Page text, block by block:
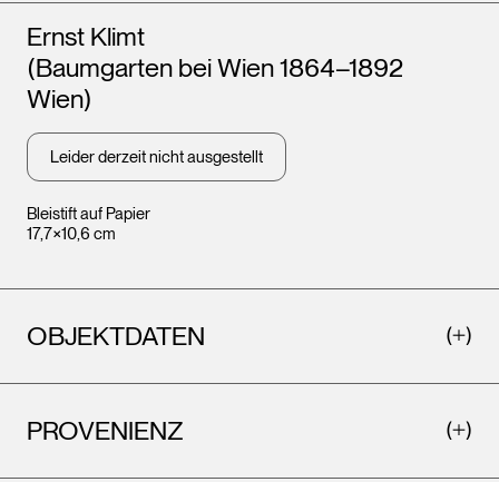
Bleistift auf Papier
17,7×10,6 cm
Künstler*innen
Ernst Klimt
(Baumgarten bei Wien 1864–1892
Wien)
Leider derzeit nicht ausgestellt
OBJEKTDATEN
PROVENIENZ